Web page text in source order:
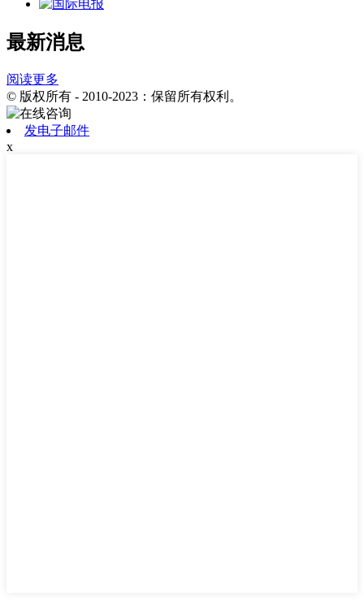
最新消息
阅读更多
© 版权所有 - 2010-2023：保留所有权利。
发电子邮件
x